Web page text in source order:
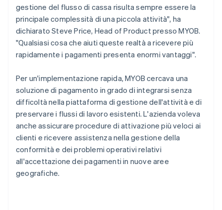
gestione del flusso di cassa risulta sempre essere la
principale complessità di una piccola attività", ha
dichiarato Steve Price, Head of Product presso MYOB.
"Qualsiasi cosa che aiuti queste realtà a ricevere più
rapidamente i pagamenti presenta enormi vantaggi".
Per un'implementazione rapida, MYOB cercava una
soluzione di pagamento in grado di integrarsi senza
difficoltà nella piattaforma di gestione dell'attività e di
preservare i flussi di lavoro esistenti. L'azienda voleva
anche assicurare procedure di attivazione più veloci ai
clienti e ricevere assistenza nella gestione della
conformità e dei problemi operativi relativi
all'accettazione dei pagamenti in nuove aree
geografiche.